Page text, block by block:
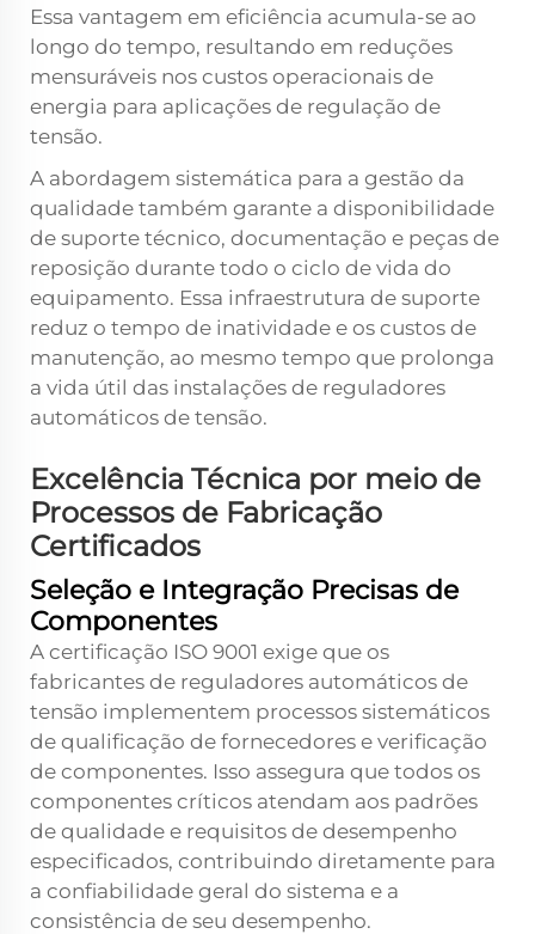
Essa vantagem em eficiência acumula-se ao
longo do tempo, resultando em reduções
mensuráveis nos custos operacionais de
energia para aplicações de regulação de
tensão.
A abordagem sistemática para a gestão da
qualidade também garante a disponibilidade
de suporte técnico, documentação e peças de
reposição durante todo o ciclo de vida do
equipamento. Essa infraestrutura de suporte
reduz o tempo de inatividade e os custos de
manutenção, ao mesmo tempo que prolonga
a vida útil das instalações de reguladores
automáticos de tensão.
Excelência Técnica por meio de
Processos de Fabricação
Certificados
Seleção e Integração Precisas de
Componentes
A certificação ISO 9001 exige que os
fabricantes de reguladores automáticos de
tensão implementem processos sistemáticos
de qualificação de fornecedores e verificação
de componentes. Isso assegura que todos os
componentes críticos atendam aos padrões
de qualidade e requisitos de desempenho
especificados, contribuindo diretamente para
a confiabilidade geral do sistema e a
consistência de seu desempenho.